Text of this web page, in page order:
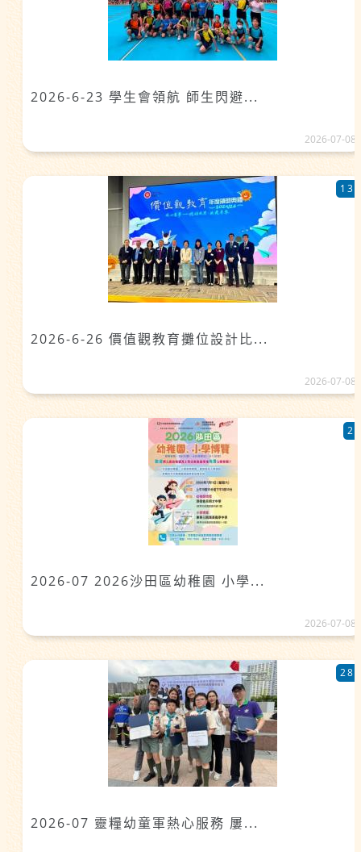
2026-6-23 學生會領航 師生閃避...
2026-07-08
2026-6-26 價值觀教育攤位設計比...
13
2026-07-08
2026-07 2026沙田區幼稚園 小學...
2
2026-07-08
2026-07 靈糧幼童軍熱心服務 屢...
28